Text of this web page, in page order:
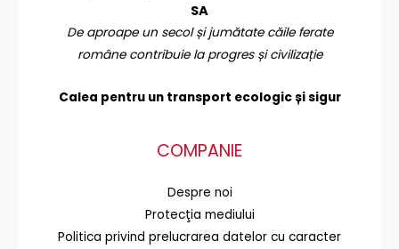
SA
De aproape un secol și jumătate căile ferate
române contribuie la progres și civilizație
Calea pentru un transport ecologic și sigur
COMPANIE
Despre noi
Protecţia mediului
Politica privind prelucrarea datelor cu caracter